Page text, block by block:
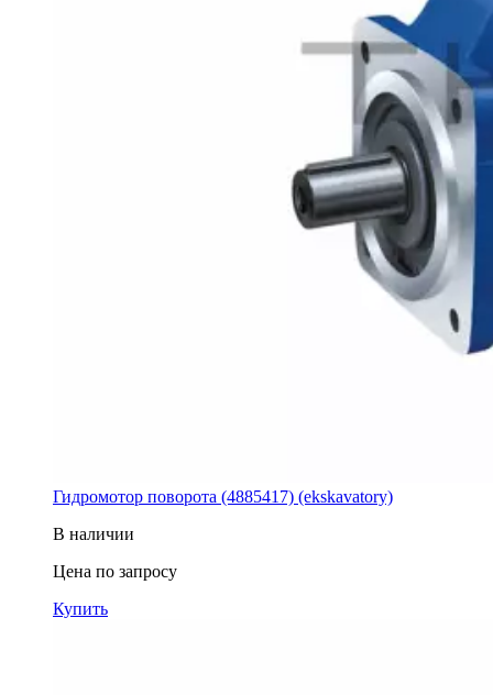
Гидромотор поворота (4885417) (ekskavatory)
В наличии
Цена по запросу
Купить